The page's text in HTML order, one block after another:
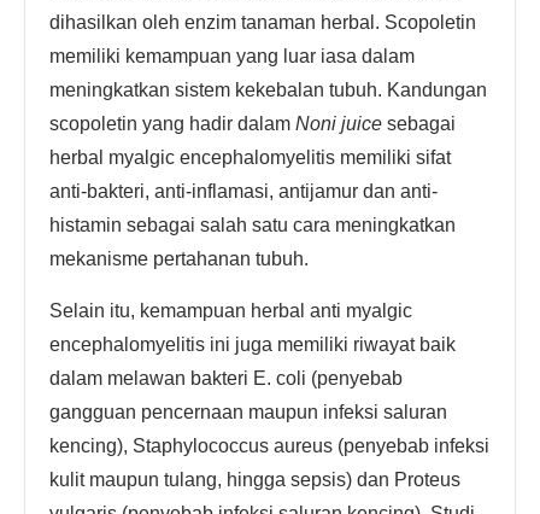
dihasilkan oleh enzim tanaman herbal. Scopoletin
memiliki kemampuan yang luar iasa dalam
meningkatkan sistem kekebalan tubuh. Kandungan
scopoletin yang hadir dalam Noni juice sebagai
herbal myalgic encephalomyelitis memiliki sifat
anti-bakteri, anti-inflamasi, antijamur dan anti-
histamin sebagai salah satu cara meningkatkan
mekanisme pertahanan tubuh.
Selain itu, kemampuan herbal anti myalgic
encephalomyelitis ini juga memiliki riwayat baik
dalam melawan bakteri E. coli (penyebab
gangguan pencernaan maupun infeksi saluran
kencing), Staphylococcus aureus (penyebab infeksi
kulit maupun tulang, hingga sepsis) dan Proteus